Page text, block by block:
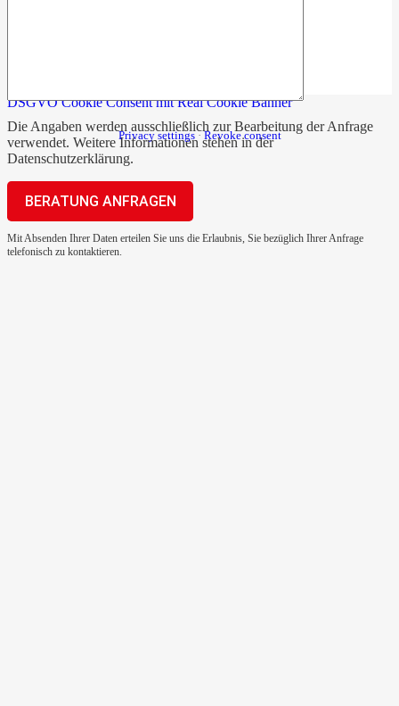
Die Angaben werden ausschließlich zur Bearbeitung der Anfrage
verwendet. Weitere Informationen stehen in der
Datenschutzerklärung.
Mit Absenden Ihrer Daten erteilen Sie uns die Erlaubnis, Sie bezüglich Ihrer Anfrage
telefonisch zu kontaktieren.
DSGVO Cookie Consent mit Real Cookie Banner
Privacy settings ·Revoke consent